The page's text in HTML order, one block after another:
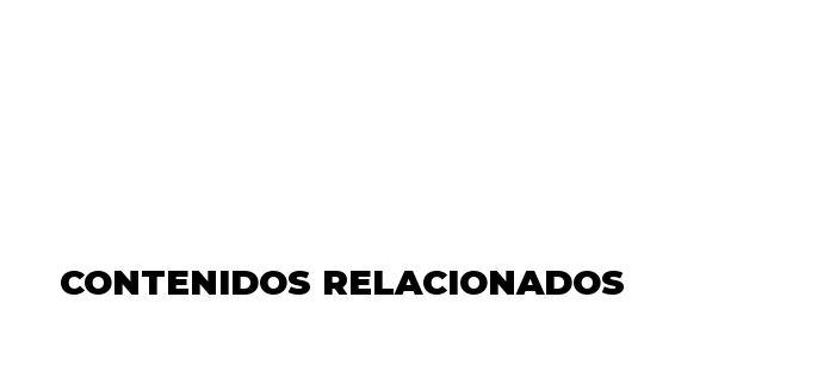
CONTENIDOS RELACIONADOS